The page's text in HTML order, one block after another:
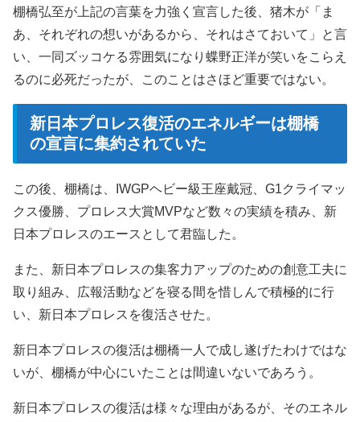
棚橋弘至が上記の言葉を力強く宣言した後、猪木が「ま
あ、それぞれの想いがあるから、それはさておいて」と言
い、一同ズッコケる雰囲気になり蝶野正洋が笑いをこらえ
るのに必死だったが、このことはさほど重要ではない。
新日本プロレス復活のエネルギーは棚橋
の宣言に集約されていた
この後、棚橋は、IWGPヘビー級王座戴冠、G1クライマッ
クス優勝、プロレス大賞MVPなど数々の実績を積み、新
日本プロレスのエースとして君臨した。
また、新日本プロレスの集客力アップのための創意工夫に
取り組み、広報活動などを寝る間を惜しんで積極的に行
い、新日本プロレスを復活させた。
新日本プロレスの復活は棚橋一人で成し遂げたわけではな
いが、棚橋が中心にいたことは間違いないであろう。
新日本プロレスの復活は様々な理由があるが、そのエネル